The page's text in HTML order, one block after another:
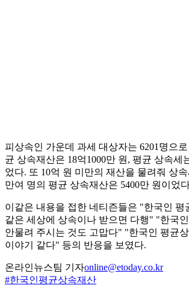
피상속인 가운데 과세 대상자는 6201명으
균 상속재산은 18억1000만 원, 평균 상속세
었다. 또 10억 원 미만의 재산을 물려줘 상
만여 명의 평균 상속재산은 5400만 원이었
이같은 내용을 접한 네티즌들은 "한국인 평
같은 세상에 상속이나 받으면 다행" "한국
안물려 주시는 것도 고맙다" "한국인 평균
이야기 같다" 등의 반응을 보였다.
온라인뉴스팀 기자online@etoday.co.kr
#한국인평균상속재산